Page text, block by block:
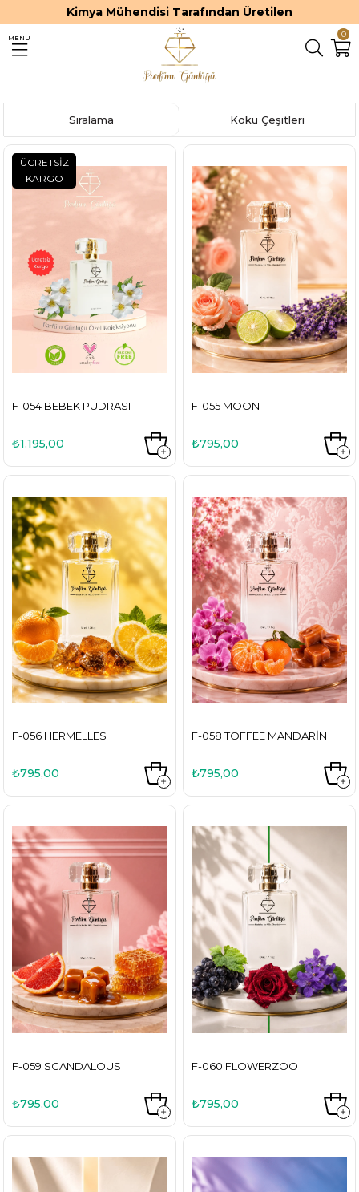
Premium ve Kalıcı Parfümler
0
MENU
Koku Çeşitleri
Sıralama
F-054 BEBEK PUDRASI
₺1.195,00
ÜCRETSIZ
KARGO
F-055 MOON
₺795,00
F-056 HERMELLES
₺795,00
F-058 TOFFEE MANDARIN
₺795,00
F-059 SCANDALOUS
₺795,00
F-060 FLOWERZOO
₺795,00